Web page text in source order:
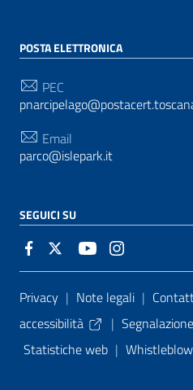
POSTA ELETTRONICA
PEC
Email
parco@islepark.it
SEGUICI SU
Sezione Link Utili
Privacy | Note legali |
accessibilità
|
Statistiche web |